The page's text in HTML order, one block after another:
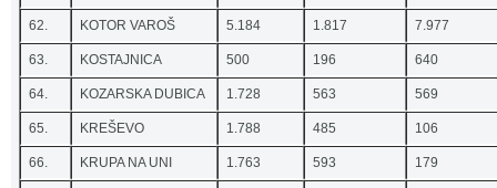
62. KOTOR VAROŠ 5.184 1.817 7.977
63. KOSTAJNICA 500 196 640
64. KOZARSKA DUBICA 1.728 563 569
65. KREŠEVO 1.788 485 106
66. KRUPA NA UNI 1.763 593 179